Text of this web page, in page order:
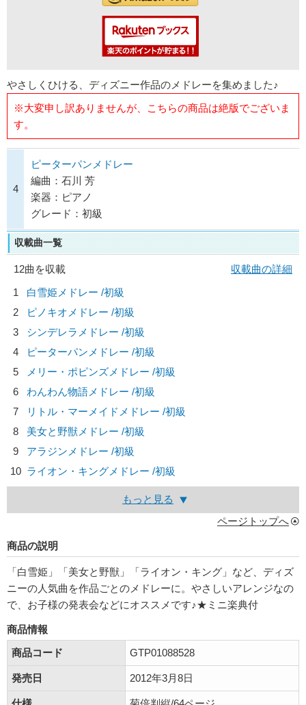
やさしくひける、ディズニー作品のメドレーを集めました♪
※大変申し訳ありませんが、こちらの商品は絶版でございま
す。
4
ピーターパンメドレー
編曲：石川 芳
楽器：ピアノ
グレード：初級
収載曲一覧
12曲を収載
収載曲の詳細
1
白雪姫メドレー /初級
2
ピノキオメドレー /初級
3
シンデレラメドレー /初級
4
ピーターパンメドレー /初級
5
メリー・ポピンズメドレー /初級
6
わんわん物語メドレー /初級
7
リトル・マーメイドメドレー /初級
8
美女と野獣メドレー /初級
9
アラジンメドレー /初級
10 ライオン・キングメドレー /初級
もっと見る
ページトップへ
商品の説明
「白雪姫」「美女と野獣」「ライオン・キング」など、ディズ
ニーの人気曲を作品ごとのメドレーに。やさしいアレンジなの
で、お子様の発表会などにオススメです♪★ミニ楽典付
商品情報
商品コード
GTP01088528
発売日 2012年3月8日